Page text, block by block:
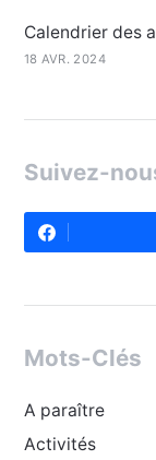
Calendrier des
18 AVR. 2024
Suivez-
Mots-Clés
A paraître
Activités